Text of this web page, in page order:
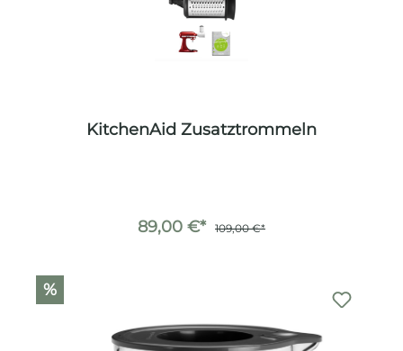
KitchenAid Zusatztrommeln
89,00 €* 109,00 €*
%